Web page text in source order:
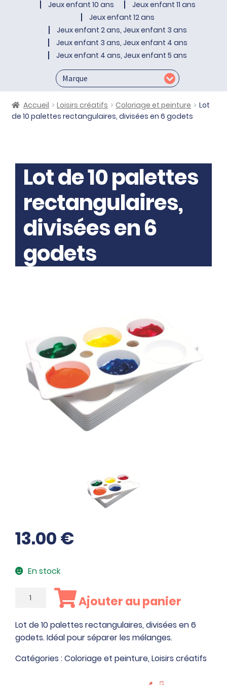
Jeux enfant 10 ans
Jeux enfant 11 ans
Jeux enfant 12 ans
Jeux enfant 2 ans, Jeux enfant 3 ans
Jeux enfant 3 ans, Jeux enfant 4 ans
Jeux enfant 4 ans, Jeux enfant 5 ans
Accueil Loisirs créatifs Coloriage et peinture
Lot
de 10 palettes rectangulaires, divisées en 6 godets
Lot de 10 palettes
rectangulaires,
divisées en 6
godets
13.00€
En stock
quantité
de
10
palettes
Ajouter au panier
Lot de 10 palettes rectangulaires, divisées en 6
godets. Idéal pour séparer les mélanges.
Catégories :Coloriage et peinture, Loisirs créatifs